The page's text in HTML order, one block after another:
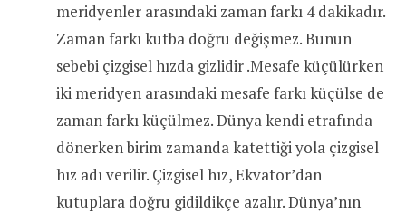
meridyenler arasındaki zaman farkı 4 dakikadır.
Zaman farkı kutba doğru değişmez. Bunun
sebebi çizgisel hızda gizlidir .Mesafe küçülürken
iki meridyen arasındaki mesafe farkı küçülse de
zaman farkı küçülmez. Dünya kendi etrafında
dönerken birim zamanda katettiği yola çizgisel
hız adı verilir. Çizgisel hız, Ekvator’dan
kutuplara doğru gidildikçe azalır. Dünya’nın